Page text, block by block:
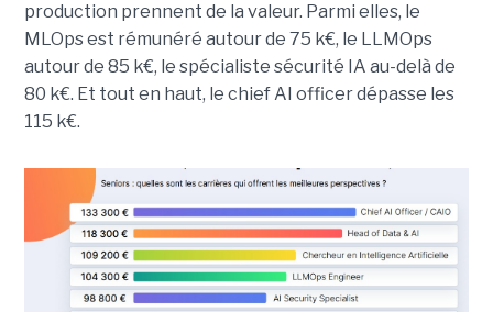
production prennent de la valeur. Parmi elles, le
MLOps est rémunéré autour de 75 k€, le LLMOps
autour de 85 k€, le spécialiste sécurité IA au-delà de
80 k€. Et tout en haut, le chief AI officer dépasse les
115 k€.